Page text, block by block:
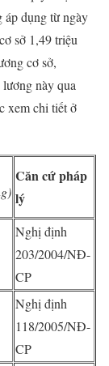
áp dụng từ ngày
sở 1,49 triệu
cơ sở,
này qua
xem chi tiết ở
Căn cứ pháp
lý
Nghị định
203/2004/NĐ-
CP
Nghị định
118/2005/NĐ-
CP